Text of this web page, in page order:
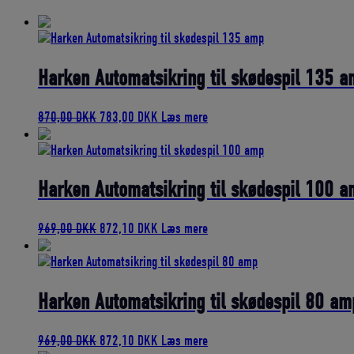
Harken Automatsikring til skødespil 135
870,00DKK Den
pris
870,00 DKK.
783,00 DKK Den
pris
783,00 DKK.
Læs mere
Harken Automatsikring til skødespil 100
969,00DKK Den
pris
969,00 DKK.
872,10 DKK Den
pris
872,10 DKK.
Læs mere
Harken Automatsikring til skødespil 80
969,00DKK Den
872,10 DKK Den
Læs mere